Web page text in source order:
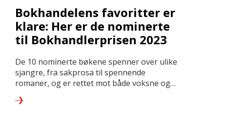
Bokhandelens favoritter er
klare: Her er de nominerte
til Bokhandlerprisen 2023
De 10 nominerte bøkene spenner over ulike
sjangre, fra sakprosa til spennende
romaner, og er rettet mot både voksne og
kåres 14. november. kl. 13.00 på